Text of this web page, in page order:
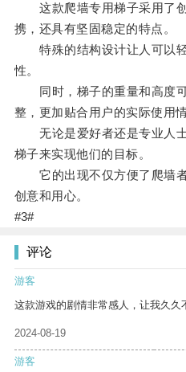
这款爬墙专用梯子采用了创
携，还具有坚固稳定的特点。
特殊的结构设计让人可以轻
性。
同时，梯子的重量和高度可
整，更加贴合用户的实际使用情
无论是爱好者还是专业人士
梯子来实现他们的目标。
它的出现不仅方便了爬墙者
创意和用心。
#3#
评论
游客
这款游戏的剧情非常感人，让我久久
2024-08-19
游客